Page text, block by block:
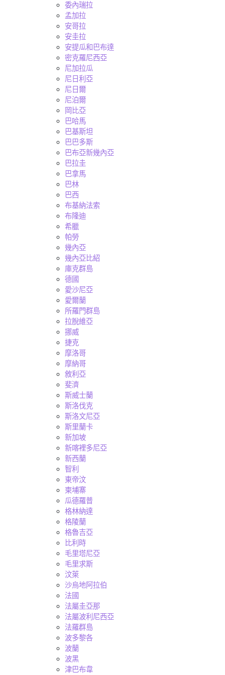
委內瑞拉
孟加拉
安哥拉
安圭拉
安提瓜和巴布達
密克羅尼西亞
尼加拉瓜
尼日利亞
尼日爾
尼泊爾
岡比亞
巴哈馬
巴基斯坦
巴巴多斯
巴布亞新幾內亞
巴拉圭
巴拿馬
巴林
巴西
布基納法索
布隆迪
希臘
帕勞
幾內亞
幾內亞比紹
庫克群島
德國
愛沙尼亞
愛爾蘭
所羅門群島
拉脫維亞
挪威
捷克
摩洛哥
摩納哥
敘利亞
斐濟
斯威士蘭
斯洛伐克
斯洛文尼亞
斯里蘭卡
新加坡
新喀裡多尼亞
新西蘭
智利
東帝汶
柬埔寨
瓜德羅普
格林納達
格陵蘭
格魯吉亞
比利時
毛里塔尼亞
毛里求斯
汶萊
沙烏地阿拉伯
法國
法屬圭亞那
法屬波利尼西亞
法羅群島
波多黎各
波蘭
波黑
津巴布韋